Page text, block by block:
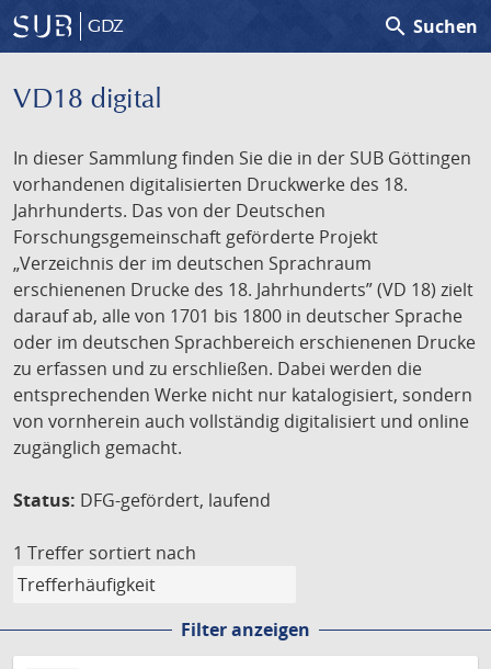
GDZ search Suchen
VD18 digital
In dieser Sammlung finden Sie die in der SUB Göttingen
vorhandenen digitalisierten Druckwerke des 18.
Jahrhunderts. Das von der Deutschen
Forschungsgemeinschaft geförderte Projekt
„Verzeichnis der im deutschen Sprachraum
erschienenen Drucke des 18. Jahrhunderts” (VD 18) zielt
darauf ab, alle von 1701 bis 1800 in deutscher Sprache
oder im deutschen Sprachbereich erschienenen Drucke
zu erfassen und zu erschließen. Dabei werden die
entsprechenden Werke nicht nur katalogisiert, sondern
von vornherein auch vollständig digitalisiert und online
zugänglich gemacht.
Status: DFG-gefördert, laufend
1 Treffer sortiert nach
Filter anzeigen